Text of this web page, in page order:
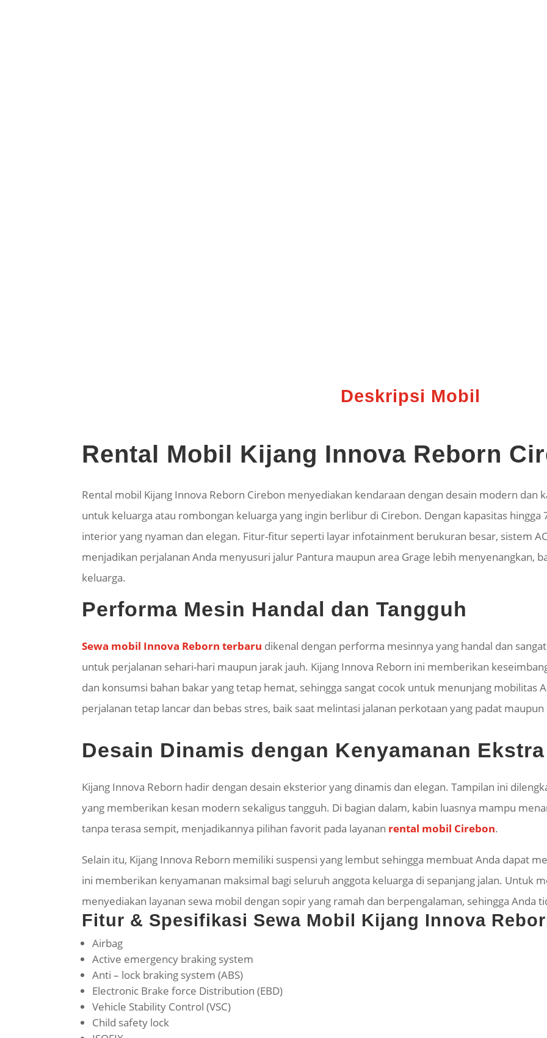
Deskripsi Mobil
Rental Mobil Kijang Innova Reborn
Rental mobil Kijang Innova Reborn Cirebon menyediakan kendaraan dengan desain modern dan
untuk keluarga atau rombongan keluarga yang ingin berlibur di Cirebon. Dengan kapasitas
interior yang nyaman dan elegan. Fitur-fitur seperti layar infotainment berukuran besar, sistem
menjadikan perjalanan Anda menyusuri jalur Pantura maupun area Grage lebih menyenangkan,
keluarga.
Performa Mesin Handal dan Tangguh
Sewa mobil Innova Reborn terbaru dikenal dengan performa mesinnya yang handal dan
untuk perjalanan sehari-hari maupun jarak jauh. Kijang Innova Reborn ini memberikan
dan konsumsi bahan bakar yang tetap hemat, sehingga sangat cocok untuk menunjang mobilitas
perjalanan tetap lancar dan bebas stres, baik saat melintasi jalanan perkotaan yang padat
Desain Dinamis dengan Kenyamanan Ekstra
Kijang Innova Reborn hadir dengan desain eksterior yang dinamis dan elegan. Tampilan ini
yang memberikan kesan modern sekaligus tangguh. Di bagian dalam, kabin luasnya mampu
tanpa terasa sempit, menjadikannya pilihan favorit pada layanan rental mobil Cirebon.
Selain itu, Kijang Innova Reborn memiliki suspensi yang lembut sehingga membuat Anda dapat
ini memberikan kenyamanan maksimal bagi seluruh anggota keluarga di sepanjang jalan. Untuk
menyediakan layanan sewa mobil dengan sopir yang ramah dan berpengalaman, sehingga Anda
Fitur & Spesifikasi Sewa Mobil Kijang Innova
Airbag
Active emergency braking system
Anti – lock braking system (ABS)
Electronic Brake force Distribution (EBD)
Vehicle Stability Control (VSC)
Child safety lock